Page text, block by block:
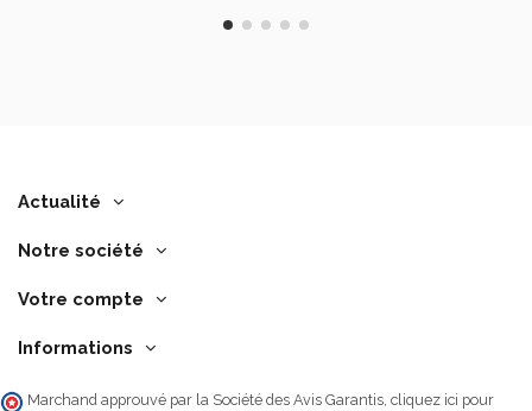
Actualité
Notre société
Votre compte
Informations
Marchand approuvé par la Société des Avis Garantis, cliquez ici pour